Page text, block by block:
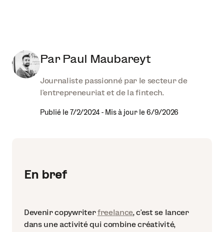
Par Paul Maubareyt
Journaliste passionné par le secteur de
l'entrepreneuriat et de la fintech.
Publié le 7/2/2024- Mis à jour le 6/9/2026
En bref
Devenir copywriterfreelance, c’est se lancer
dans une activité qui combine créativité,